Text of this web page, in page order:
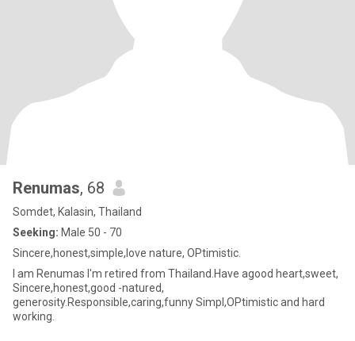
Renumas, 68
Somdet, Kalasin, Thailand
Seeking: Male 50 - 70
Sincere,honest,simple,love nature, OPtimistic.
I am Renumas I'm retired from Thailand.Have agood heart,sweet,
Sincere,honest,good -natured,
generosity.Responsible,caring,funny Simpl,OPtimistic and hard
working.